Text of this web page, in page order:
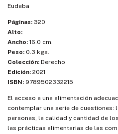
Eudeba
Páginas: 320
Alto:
Ancho: 16.0 cm.
Peso: 0.3 kgs.
Colección: Derecho
Edición: 2021
ISBN: 9789502332215
El acceso a una alimentación
contemplar una serie de cuestiones:
personas, la calidad y cantidad de
las prácticas alimentarias de las